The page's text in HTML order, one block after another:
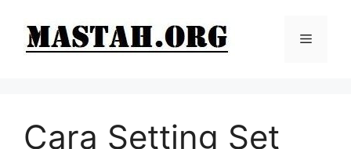
Menu
Cara Setting Set